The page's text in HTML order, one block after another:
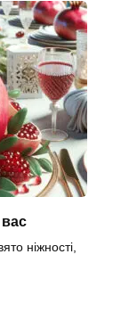
вас
ніжності,